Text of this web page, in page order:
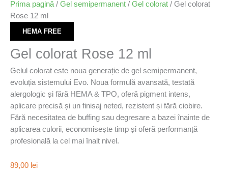
Prima pagină / Gel semipermanent / Gel colorat / Gel colorat
Rose 12 ml
HEMA FREE
Gel colorat Rose 12 ml
Gelul colorat este noua generație de gel semipermanent,
evoluția sistemului Evo. Noua formulǎ avansată, testată
alergologic și fără HEMA & TPO, oferă pigment intens,
aplicare precisă și un finisaj neted, rezistent și fără ciobire.
Fără necesitatea de buffing sau degresare a bazei înainte de
aplicarea culorii, economisește timp și oferă performanță
profesională la cel mai înalt nivel.
89,00 lei